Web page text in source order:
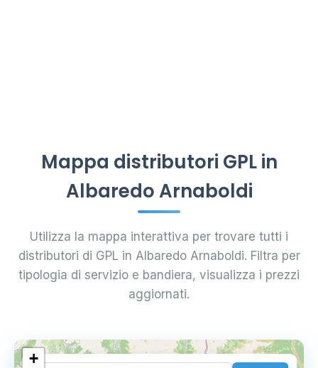
Mappa distributori GPL in
Albaredo Arnaboldi
Utilizza la mappa interattiva per trovare tutti i
distributori di GPL in Albaredo Arnaboldi. Filtra per
tipologia di servizio e bandiera, visualizza i prezzi
aggiornati.
+